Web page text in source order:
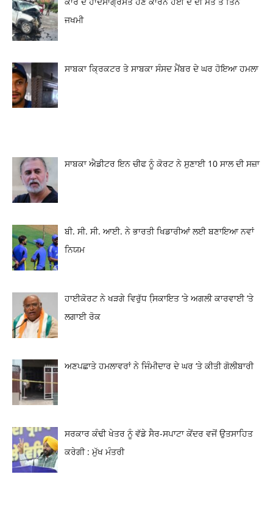
ਜਖਮੀ
ਸਾਬਕਾ ਕ੍ਰਿਕਟਰ ਤੇ ਸਾਬਕਾ ਸੰਸਦ ਮੈਂਬਰ ਦੇ ਘਰ ਹੋਇਆ ਹਮਲਾ
ਸਾਬਕਾ ਐਡੀਟਰ ਇਨ ਚੀਫ ਨੂੰ ਕੋਰਟ ਨੇ ਸੁਣਾਈ 10 ਸਾਲ ਦੀ ਸਜ਼ਾ
ਬੀ. ਸੀ. ਸੀ. ਆਈ. ਨੇ ਭਾਰਤੀ ਖਿਡਾਰੀਆਂ ਲਈ ਬਣਾਇਆ ਨਵਾਂ
ਨਿਯਮ
ਹਾਈਕੋਰਟ ਨੇ ਖੜਗੇ ਵਿਰੁੱਧ ਸਿ਼ਕਾਇਤ ‘ਤੇ ਅਗਲੀ ਕਾਰਵਾਈ ‘ਤੇ
ਲਗਾਈ ਰੋਕ
ਅਣਪਛਾਤੇ ਹਮਲਾਵਰਾਂ ਨੇ ਜਿੰਮੀਦਾਰ ਦੇ ਘਰ ‘ਤੇ ਕੀਤੀ ਗੋਲੀਬਾਰੀ
ਸਰਕਾਰ ਕੰਢੀ ਖੇਤਰ ਨੂੰ ਵੱਡੇ ਸੈਰ-ਸਪਾਟਾ ਕੇਂਦਰ ਵਜੋਂ ਉਤਸਾਹਿਤ
ਕਰੇਗੀ : ਮੁੱਖ ਮੰਤਰੀ